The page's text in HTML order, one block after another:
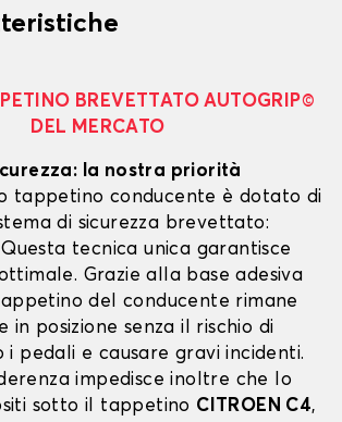
BREVETTATO AUTOGRIP©
DEL MERCATO
la nostra priorità
tappetino conducente è dotato di
di sicurezza brevettato:
Questa tecnica unica garantisce
Grazie alla base adesiva
del conducente rimane
posizione senza il rischio di
i pedali e causare gravi incidenti.
impedisce inoltre che lo
sotto il tappetino CITROEN C4,